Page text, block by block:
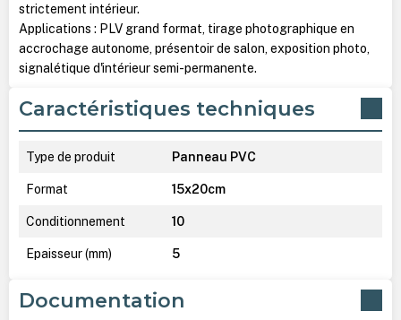
strictement intérieur.
Applications : PLV grand format, tirage photographique en
accrochage autonome, présentoir de salon, exposition photo,
signalétique d'intérieur semi-permanente.
Caractéristiques techniques
Type de produit Panneau PVC
Format 15x20cm
Conditionnement 10
Epaisseur (mm) 5
Documentation